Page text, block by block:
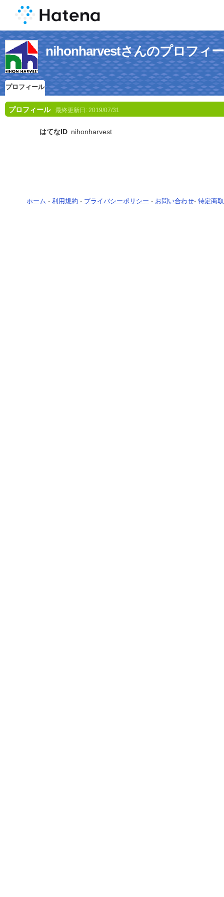
nihonharvestさんのプロフィ
プロフィール
プロフィール 最終更新日: 2019/07/31
はてなID nihonharvest
ホーム - 利用規約 - プライバシーポリシー - お問い合わせ- 特定商